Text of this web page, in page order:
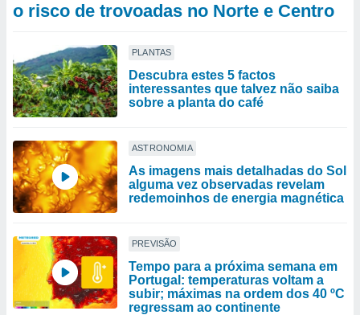
o risco de trovoadas no Norte e Centro
PLANTAS
Descubra estes 5 factos
interessantes que talvez não saiba
sobre a planta do café
ASTRONOMIA
As imagens mais detalhadas do Sol
alguma vez observadas revelam
redemoinhos de energia magnética
PREVISÃO
Tempo para a próxima semana em
Portugal: temperaturas voltam a
subir; máximas na ordem dos 40 ºC
regressam ao continente